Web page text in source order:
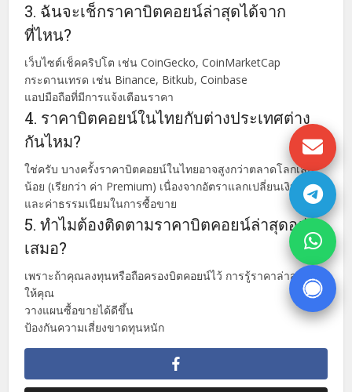
3. ฉันจะเช็กราคาบิตคอยน์ล่าสุดได้จาก
ที่ไหน?
เว็บไซต์เช็คคริปโต เช่น CoinGecko, CoinMarketCap
กระดานเทรด เช่น Binance, Bitkub, Coinbase
แอปมือถือที่มีการแจ้งเตือนราคา
4. ราคาบิตคอยน์ในไทยกับต่างประเทศต่าง
กันไหม?
ใช่ครับ บางครั้งราคาบิตคอยน์ในไทยอาจสูงกว่าตลาดโลกเล็ก
น้อย (เรียกว่า ค่า Premium) เนื่องจากอัตราแลกเปลี่ยนเงินบาท
และค่าธรรมเนียมในการซื้อขาย
5. ทำไมต้องติดตามราคาบิตคอยน์ล่าสุดอยู่
เสมอ?
เพราะถ้าคุณลงทุนหรือถือครองบิตคอยน์ไว้ การรู้ราคาล่าสุดช่วย
ให้คุณ
วางแผนซื้อขายได้ดีขึ้น
ป้องกันความเสี่ยงขาดทุนหนัก